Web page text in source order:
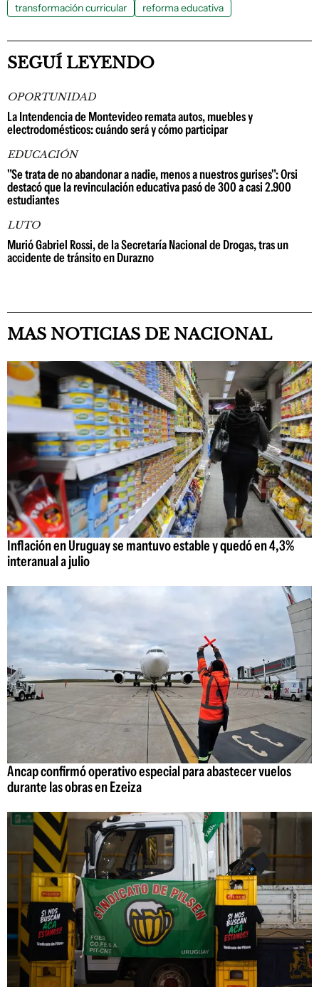
transformación curricular reforma educativa
SEGUÍ LEYENDO
OPORTUNIDAD
La Intendencia de Montevideo remata autos, muebles y
electrodomésticos: cuándo será y cómo participar
EDUCACIÓN
"Se trata de no abandonar a nadie, menos a nuestros gurises": Orsi
destacó que la revinculación educativa pasó de 300 a casi 2.900
estudiantes
LUTO
Murió Gabriel Rossi, de la Secretaría Nacional de Drogas, tras un
accidente de tránsito en Durazno
MAS NOTICIAS DE NACIONAL
Inflación en Uruguay se mantuvo estable y quedó en 4,3%
interanual a julio
Ancap confirmó operativo especial para abastecer vuelos
durante las obras en Ezeiza